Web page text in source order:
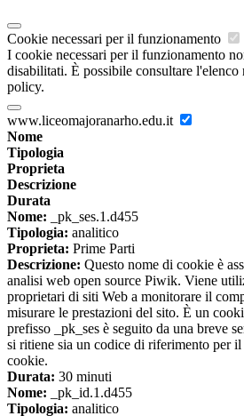
Cookie necessari per il funzionamento
I cookie necessari per il funzionamento
disabilitati. È possibile consultare
policy.
www.liceomajoranarho.edu.it
Nome
Tipologia
Proprieta
Descrizione
Durata
Nome: _pk_ses.1.d455
Tipologia: analitico
Proprieta: Prime Parti
Descrizione: Questo nome di cookie è
analisi web open source Piwik. Viene
proprietari di siti Web a monitorare il
misurare le prestazioni del sito. È un
prefisso _pk_ses è seguito da una breve
si ritiene sia un codice di riferimento per
cookie.
Durata: 30 minuti
Nome: _pk_id.1.d455
Tipologia: analitico